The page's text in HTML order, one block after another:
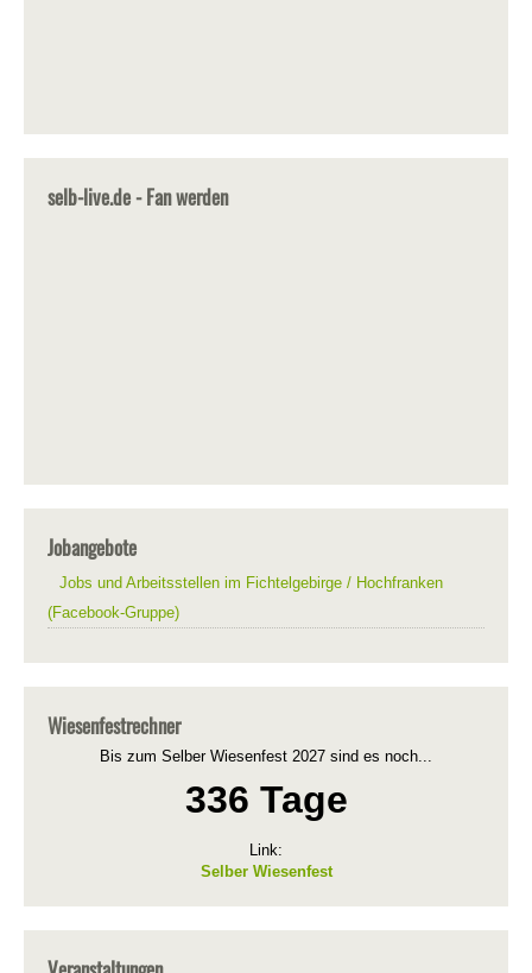
selb-live.de - Fan werden
Jobangebote
Jobs und Arbeitsstellen im Fichtelgebirge / Hochfranken
(Facebook-Gruppe)
Wiesenfestrechner
Bis zum Selber Wiesenfest 2027 sind es noch...
336 Tage
Link:
Selber Wiesenfest